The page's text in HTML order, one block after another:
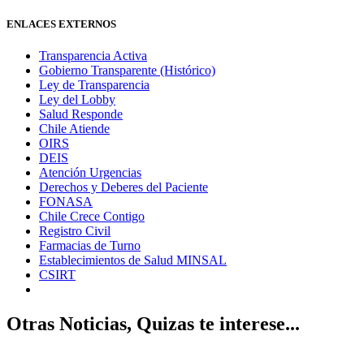
ENLACES EXTERNOS
Transparencia Activa
Gobierno Transparente (Histórico)
Ley de Transparencia
Ley del Lobby
Salud Responde
Chile Atiende
OIRS
DEIS
Atención Urgencias
Derechos y Deberes del Paciente
FONASA
Chile Crece Contigo
Registro Civil
Farmacias de Turno
Establecimientos de Salud MINSAL
CSIRT
Otras Noticias, Quizas te interese...